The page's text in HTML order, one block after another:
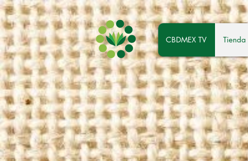
CBDMEX TV Tienda